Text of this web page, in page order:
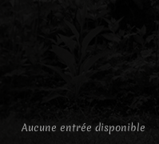
Aucune entrée disponible